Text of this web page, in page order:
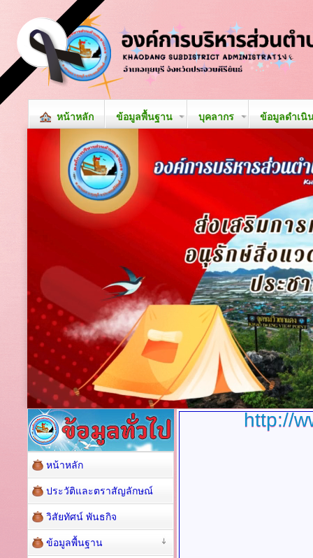
หน้าหลัก ข้อมูลพื้นฐาน บุคลากร ข้อมูลดำเนิ
http://
หน้าหลัก
ประวัติและตราสัญลักษณ์
วิสัยทัศน์ พันธกิจ
ข้อมูลพื้นฐาน